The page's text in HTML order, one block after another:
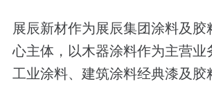
展辰新材作为展辰集团涂料及胶
心主体，以木器涂料作为主营业
工业涂料、建筑涂料经典漆及胶